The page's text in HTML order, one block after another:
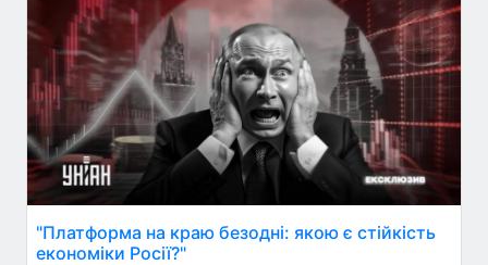
"Платформа на краю безодні: якою є стійкість
економіки Росії?"